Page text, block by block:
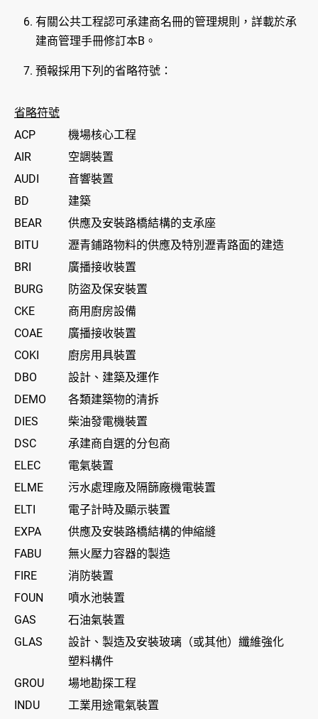
有關公共工程認可承建商名冊的管理規則，詳載於承
建商管理手冊修訂本B。
預報採用下列的省略符號：
省略符號
ACP
機場核心工程
AIR
空調裝置
AUDI
音響裝置
BD
建築
BEAR
供應及安裝路橋結構的支承座
BITU
瀝青鋪路物料的供應及特別瀝青路面的建造
BRI
廣播接收裝置
BURG
防盜及保安裝置
CKE
商用廚房設備
COAE
廣播接收裝置
COKI
廚房用具裝置
DBO
設計、建築及運作
DEMO
各類建築物的清拆
DIES
柴油發電機裝置
DSC
承建商自選的分包商
ELEC
電氣裝置
ELME
污水處理廠及隔篩廠機電裝置
ELTI
電子計時及顯示裝置
EXPA
供應及安裝路橋結構的伸縮縫
FABU
無火壓力容器的製造
FIRE
消防裝置
FOUN
噴水池裝置
GAS
石油氣裝置
GLAS
設計、製造及安裝玻璃（或其他）纖維強化
塑料構件
GROU
場地勘探工程
INDU
工業用途電氣裝置